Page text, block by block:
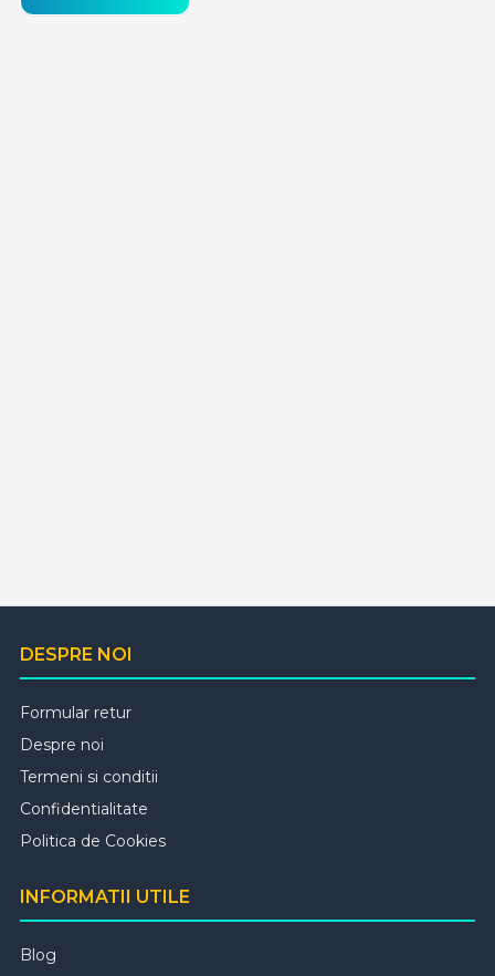
DESPRE NOI
Formular retur
Despre noi
Termeni si conditii
Confidentialitate
Politica de Cookies
INFORMATII UTILE
Blog